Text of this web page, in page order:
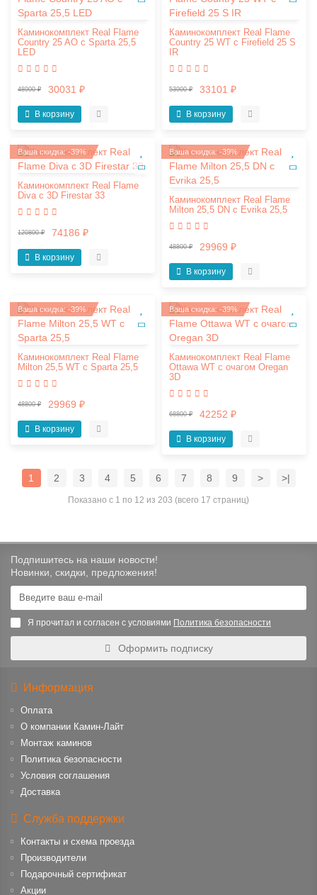
Каминокомплект Real Flame
Country 25 AO с Sparta 25,5
LED
48900 ₽ 30031 ₽
В корзину
Каминокомплект Real Flame
Country 25 WT с Firefield 25 S
IR
53900 ₽ 33101 ₽
В корзину
Ваша скидка: -39%
Каминокомплект Real Flame
Diva с 3D Firestar 33
120800 ₽ 74186 ₽
В корзину
Ваша скидка: -39%
Каминокомплект Real Flame
Milton 25,5 DN с Evrika 25,5
48800 ₽ 29969 ₽
В корзину
Ваша скидка: -39%
Каминокомплект Real Flame
Milton 25,5 WT с Sparta 25,5
48800 ₽ 29969 ₽
В корзину
Ваша скидка: -39%
Каминокомплект Real Flame
Ottawa WT с очагом Oregan
3D
68800 ₽ 42252 ₽
В корзину
1 2 3 4 5 6 7 8 9 > >|
Показано с 1 по 12 из 203 (всего 17 страниц)
Подпишитесь на наши новости!
Новинки, скидки, предложения!
Я прочитал и согласен с условиями Политика безопасности
Оформить подписку
Информация
Оплата
О компании Камин-Лайт
Монтаж каминов
Политика безопасности
Условия соглашения
Доставка
Служба поддержки
Контакты и схема проезда
Производители
Подарочный сертификат
Акции